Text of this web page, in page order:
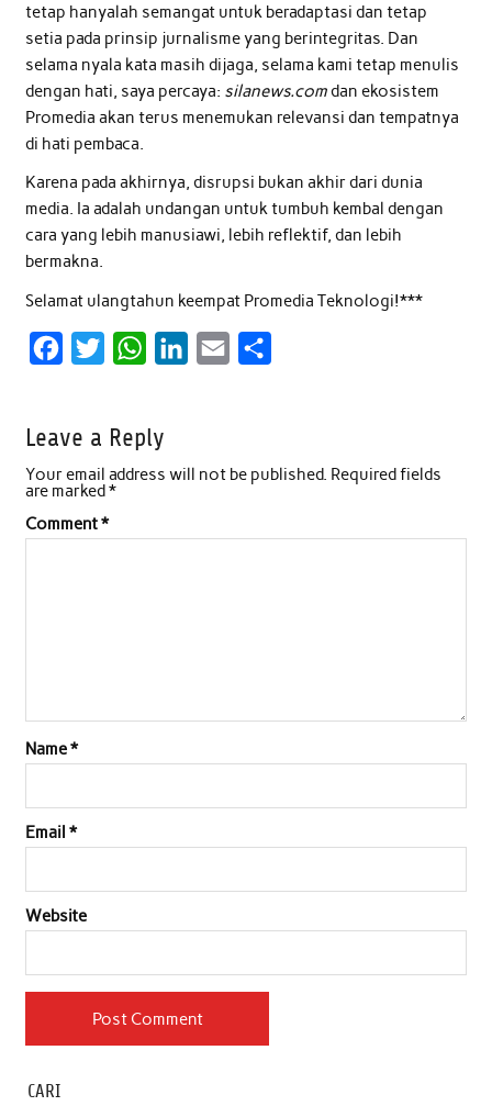
tetap hanyalah semangat untuk beradaptasi dan tetap
setia pada prinsip jurnalisme yang berintegritas. Dan
selama nyala kata masih dijaga, selama kami tetap menulis
dengan hati, saya percaya: silanews.comdan ekosistem
Promedia akan terus menemukan relevansi dan tempatnya
di hati pembaca.
Karena pada akhirnya, disrupsi bukan akhir dari dunia
media. Ia adalah undangan untuk tumbuh kembal dengan
cara yang lebih manusiawi, lebih reflektif, dan lebih
bermakna.
Selamat ulangtahun keempat Promedia Teknologi!***
e
b
o
t
e
r
W
t
s
p
e
I
l
e
Leave a Reply
Your email address will not be published. Required fields
are marked*
Comment*
Name*
Email *
Website
CARI